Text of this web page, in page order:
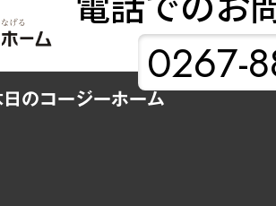
0267-
のコージーホーム